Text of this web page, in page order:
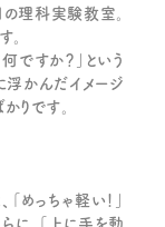
理科実験教室。
。
ですか？」という
浮かんだイメージ
りです。
めっちゃ軽い！」
に、「上に手を動